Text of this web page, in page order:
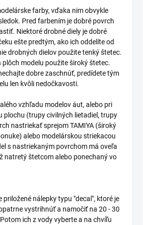
farby, vďaka nim obvykle
Pred farbením je dobré povrch
Niektoré drobné diely je dobré
ešte predtým, ako ich oddelíte od
drobných dielov použite tenký štetec.
plôch modelu použite široký štetec.
dobre zaschnúť, predídete tým
len kvôli nedočkavosti.
vzhľadu modelov áut, alebo pri
plochu (trupy civilných lietadiel, trupy
nastriekať sprejom TAMIYA (široký
alebo modelárskou striekacou
s nastriekaným povrchom má oveľa
natretý štetcom alebo ponechaný vo
priložené nálepky typu "decal", ktoré je
vystrihnúť a namočiť na 20 - 30
ich z vody vyberte a na chvíľu